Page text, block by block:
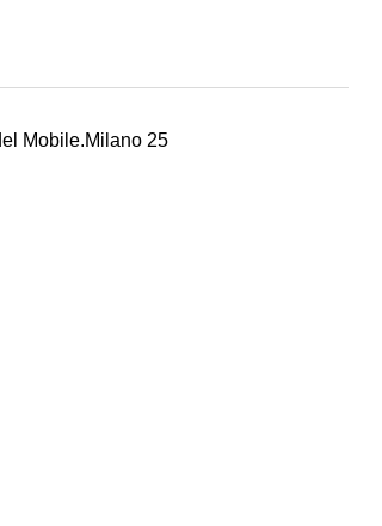
Mobile.Milano 25